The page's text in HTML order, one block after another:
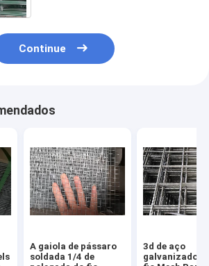
Continue
A gaiola de pássaro
soldada 1/4 de
3d de aço
galvanizado